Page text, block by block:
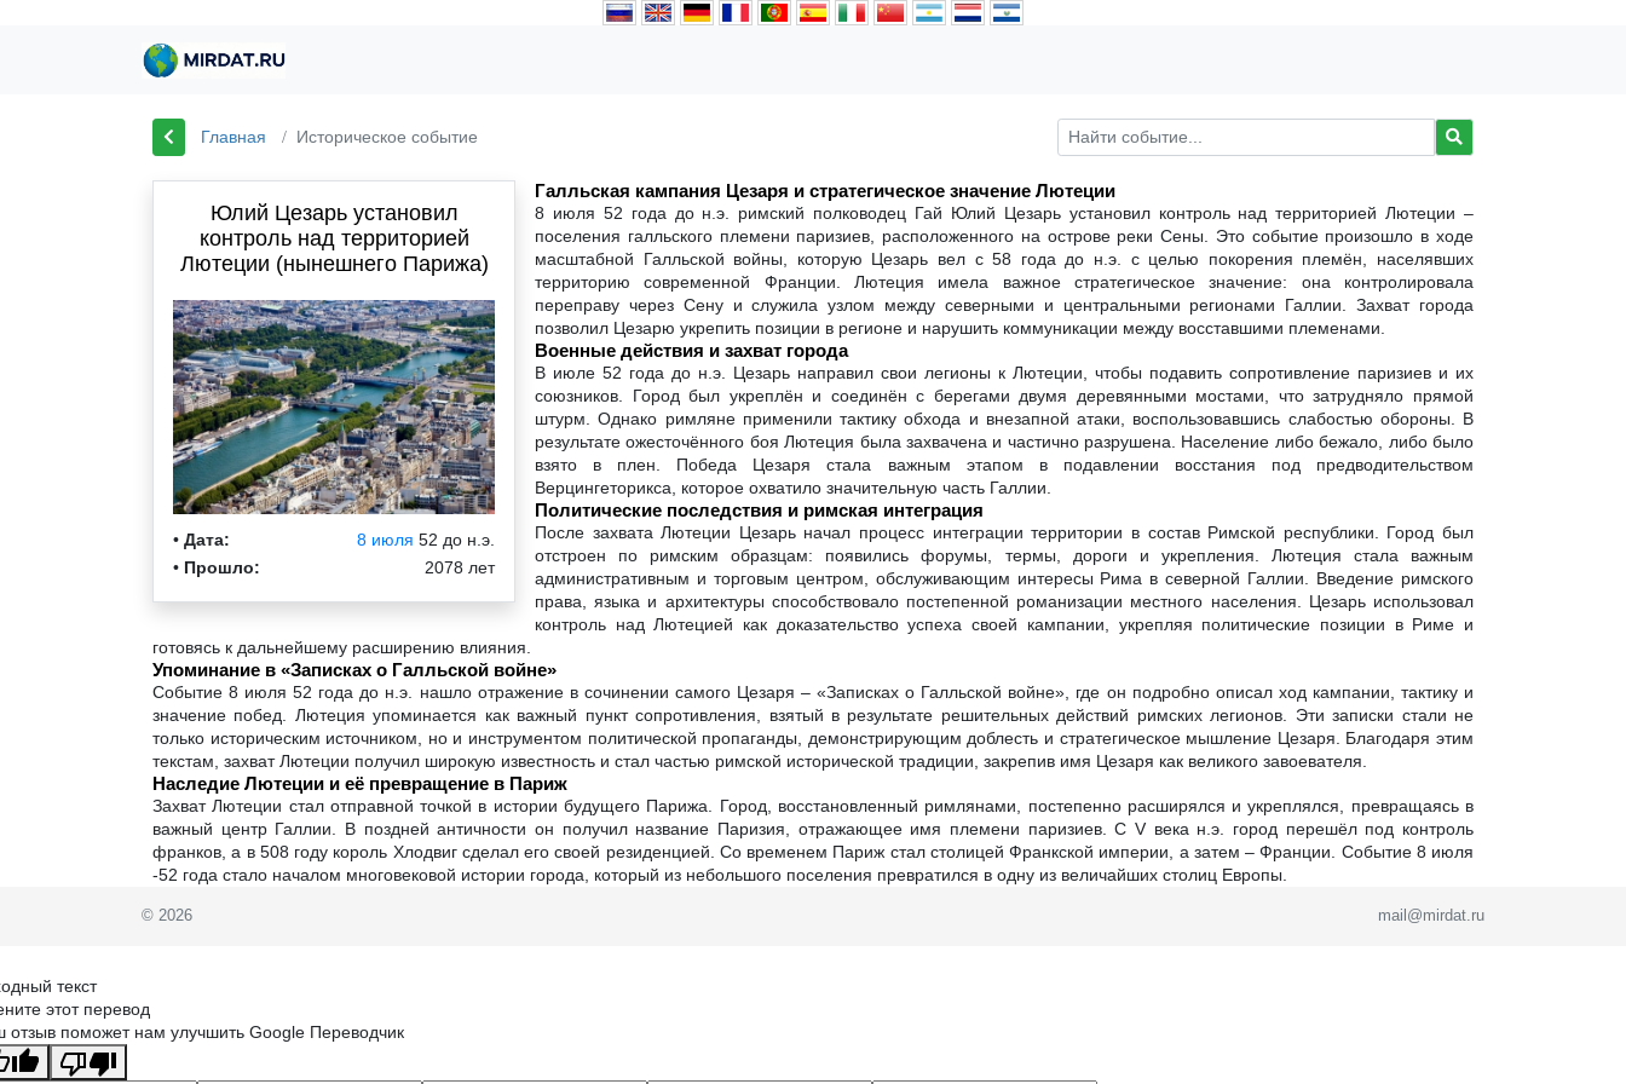
Главная Историческое событие
Юлий Цезарь установил
контроль над территорией
Лютеции (нынешнего Парижа)
• Дата: 8 июля 52 до н.э.
• Прошло: 2078 лет
Галльская кампания Цезаря и стратегическое значение Лютеции
8 июля 52 года до н.э. римский полководец Гай Юлий Цезарь установил контроль над территорией Лютеции –
поселения галльского племени паризиев, расположенного на острове реки Сены. Это событие произошло в ходе
масштабной Галльской войны, которую Цезарь вел с 58 года до н.э. с целью покорения племён, населявших
территорию современной Франции. Лютеция имела важное стратегическое значение: она контролировала
переправу через Сену и служила узлом между северными и центральными регионами Галлии. Захват города
позволил Цезарю укрепить позиции в регионе и нарушить коммуникации между восставшими племенами.
Военные действия и захват города
В июле 52 года до н.э. Цезарь направил свои легионы к Лютеции, чтобы подавить сопротивление паризиев и их
союзников. Город был укреплён и соединён с берегами двумя деревянными мостами, что затрудняло прямой
штурм. Однако римляне применили тактику обхода и внезапной атаки, воспользовавшись слабостью обороны. В
результате ожесточённого боя Лютеция была захвачена и частично разрушена. Население либо бежало, либо было
взято в плен. Победа Цезаря стала важным этапом в подавлении восстания под предводительством
Верцингеторикса, которое охватило значительную часть Галлии.
Политические последствия и римская интеграция
После захвата Лютеции Цезарь начал процесс интеграции территории в состав Римской республики. Город был
отстроен по римским образцам: появились форумы, термы, дороги и укрепления. Лютеция стала важным
административным и торговым центром, обслуживающим интересы Рима в северной Галлии. Введение римского
права, языка и архитектуры способствовало постепенной романизации местного населения. Цезарь использовал
контроль над Лютецией как доказательство успеха своей кампании, укрепляя политические позиции в Риме и
готовясь к дальнейшему расширению влияния.
Упоминание в «Записках о Галльской войне»
Событие 8 июля 52 года до н.э. нашло отражение в сочинении самого Цезаря – «Записках о Галльской войне», где он подробно описал ход кампании, тактику и
значение побед. Лютеция упоминается как важный пункт сопротивления, взятый в результате решительных действий римских легионов. Эти записки стали не
только историческим источником, но и инструментом политической пропаганды, демонстрирующим доблесть и стратегическое мышление Цезаря. Благодаря этим
текстам, захват Лютеции получил широкую известность и стал частью римской исторической традиции, закрепив имя Цезаря как великого завоевателя.
Наследие Лютеции и её превращение в Париж
Захват Лютеции стал отправной точкой в истории будущего Парижа. Город, восстановленный римлянами, постепенно расширялся и укреплялся, превращаясь в
важный центр Галлии. В поздней античности он получил название Паризия, отражающее имя племени паризиев. С V века н.э. город перешёл под контроль
франков, а в 508 году король Хлодвиг сделал его своей резиденцией. Со временем Париж стал столицей Франкской империи, а затем – Франции. Событие 8 июля
-52 года стало началом многовековой истории города, который из небольшого поселения превратился в одну из величайших столиц Европы.
© 2026 mail@mirdat.ru
текст
этот перевод
отзыв поможет нам улучшить Google Переводчик